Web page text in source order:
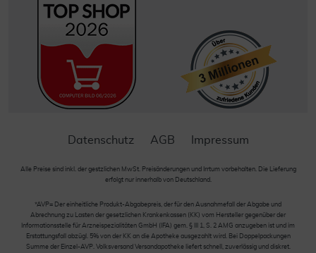
Datenschutz AGB Impressum
Alle Preise sind inkl. der gestzlichen MwSt. Preisänderungen und Irrtum vorbehalten. Die Lieferung
erfolgt nur innerhalb von Deutschland.
*AVP= Der einheitliche Produkt-Abgabepreis, der für den Ausnahmefall der Abgabe und
Abrechnung zu Lasten der gesetzlichen Krankenkassen (KK) vom Hersteller gegenüber der
Informationsstelle für Arzneispezialitäten GmbH (IFA) gem. § III 1, S. 2 AMG anzugeben ist und im
Erstattungsfall abzügl. 5% von der KK an die Apotheke ausgezahlt wird. Bei Doppelpackungen
Summe der Einzel-AVP. Volksversand Versandapotheke liefert schnell, zuverlässig und diskret.